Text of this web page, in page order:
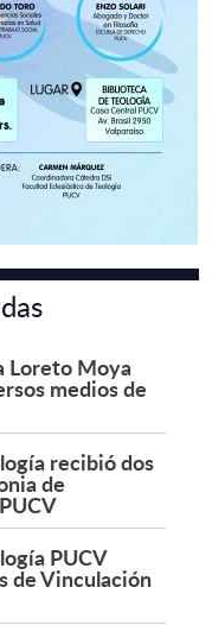
Loreto Moya
medios de
recibió dos
de
PUCV
de Vinculación